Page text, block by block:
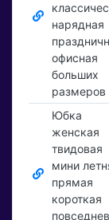
нарядная
офисная
больших
размеров
Юбка
женская
твидовая
мини
прямая
короткая